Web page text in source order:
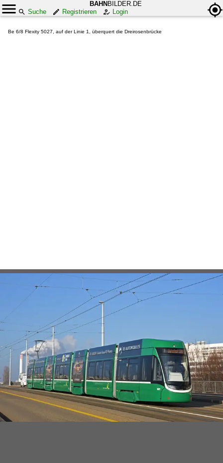
BAHN BILDER.DE
Suche
Registrieren Login
Be 6/8 Flexity 5027, auf der Linie 1, überquert die Dreirosenbrücke